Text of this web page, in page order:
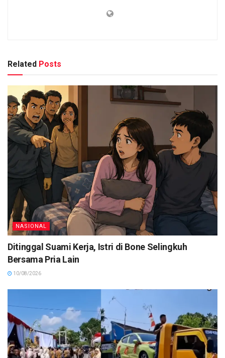
Related Posts
NASIONAL
Ditinggal Suami Kerja, Istri di Bone Selingkuh
Bersama Pria Lain
10/08/2026